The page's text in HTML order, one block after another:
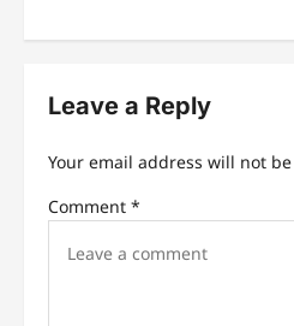
n
i
Leave a Reply
Your email address will not
Comment *